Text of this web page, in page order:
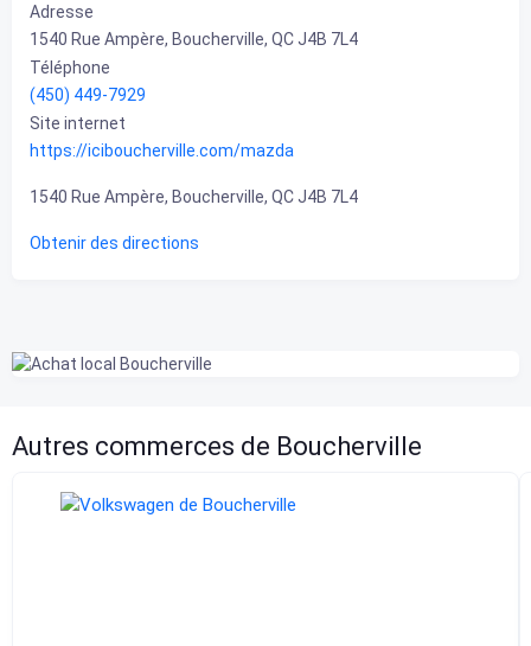
Adresse
1540 Rue Ampère, Boucherville, QC J4B 7L4
Téléphone
(450) 449-7929
Site internet
https://iciboucherville.com/mazda
1540 Rue Ampère, Boucherville, QC J4B 7L4
Obtenir des directions
Autres commerces de Boucherville